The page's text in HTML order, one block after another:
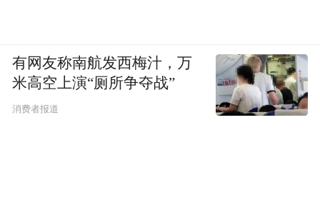
有网友称南航发西梅汁，万
米高空上演“厕所争夺战”
消费者报道